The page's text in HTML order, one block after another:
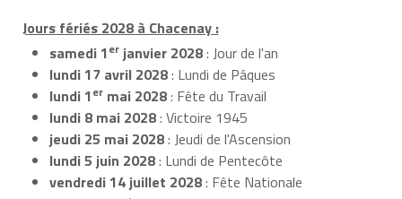
Jours fériés 2028 à Chacenay :
samedi 1er janvier 2028: Jour de l'an
lundi 17 avril 2028: Lundi de Pâques
lundi 1er mai 2028: Fête du Travail
lundi 8 mai 2028: Victoire 1945
jeudi 25 mai 2028: Jeudi de l'Ascension
lundi 5 juin 2028: Lundi de Pentecôte
vendredi 14 juillet 2028: Fête Nationale